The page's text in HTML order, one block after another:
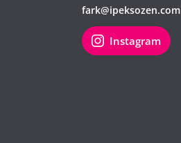
fark@ipeksozen.com
Instagram